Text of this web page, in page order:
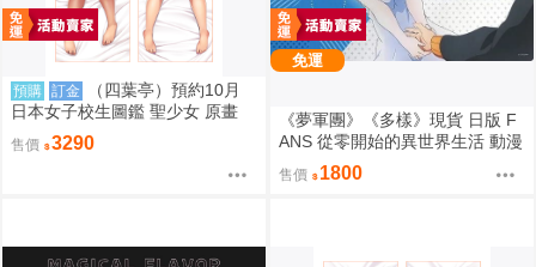
預購 訂金
（四葉亭）預約10月
日本女子校生圖鑑 聖少女 原畫
早乙女つぐみ 日曬ver 抱枕套 08
26
售價 3290
免運
《夢軍團》《多樣》現貨 日版 F
ANS 從零開始的異世界生活 動漫
桌墊 卡墊 雷姆
售價 1800